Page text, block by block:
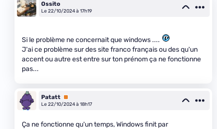
Ossito
Le 22/10/2024 à 17h19
Si le problème ne concernait que windows ....
J'ai ce problème sur des site franco français ou des qu'un
accent ou autre est entre sur ton prénom ça ne fonctionne
pas...
Patatt Premium
Le 22/10/2024 à 18h17
Ça ne fonctionne qu'un temps, Windows finit par